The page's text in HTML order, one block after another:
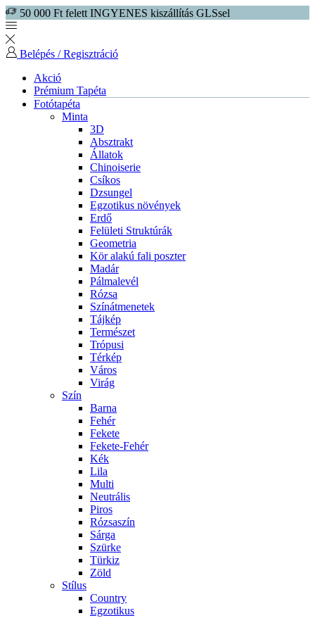
50 000 Ft felett INGYENES kiszállítás GLSsel
Belépés / Regisztráció
Akció
Prémium Tapéta
Fotótapéta
Minta
3D
Absztrakt
Állatok
Chinoiserie
Csíkos
Dzsungel
Egzotikus növények
Erdő
Felületi Struktúrák
Geometria
Kör alakú fali poszter
Madár
Pálmalevél
Rózsa
Színátmenetek
Tájkép
Természet
Trópusi
Térkép
Város
Virág
Szín
Barna
Fehér
Fekete
Fekete-Fehér
Kék
Lila
Multi
Neutrális
Piros
Rózsaszín
Sárga
Szürke
Türkiz
Zöld
Stílus
Country
Egzotikus